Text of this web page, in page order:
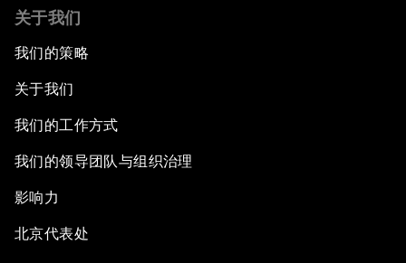
关于我们
我们的策略
关于我们
我们的工作方式
我们的领导团队与组织治理
影响力
北京代表处